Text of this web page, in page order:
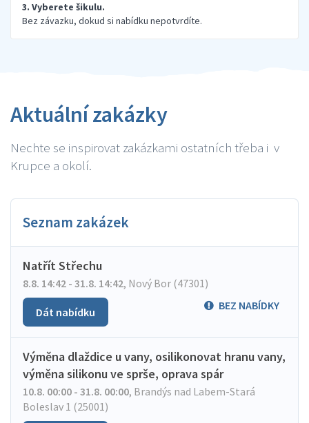
3. Vyberete šikulu.
Bez závazku, dokud si nabídku nepotvrdíte.
Aktuální zakázky
Nechte se inspirovat zakázkami ostatních třeba i v
Krupce a okolí.
Seznam zakázek
Natřít Střechu
8.8. 14:42 - 31.8. 14:42, Nový Bor (47301)
BEZ NABÍDKY
Dát nabídku
Výměna dlaždice u vany, osilikonovat hranu vany,
výměna silikonu ve sprše, oprava spár
10.8. 00:00 - 31.8. 00:00, Brandýs nad Labem-Stará
Boleslav 1 (25001)